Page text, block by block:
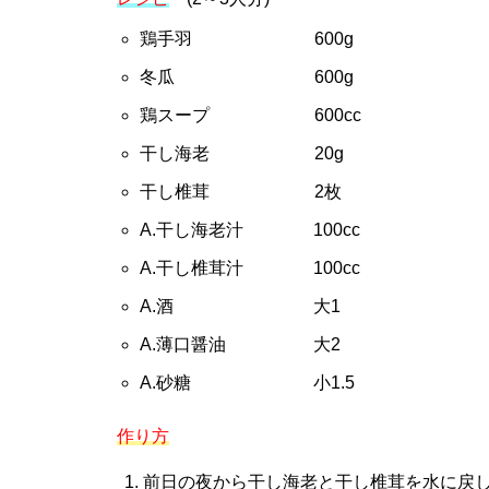
鶏手羽 600g
冬瓜 600g
鶏スープ 600cc
干し海老 20g
干し椎茸 2枚
A.干し海老汁 100cc
A.干し椎茸汁 100cc
A.酒 大1
A.薄口醤油 大2
A.砂糖 小1.5
作り方
前日の夜から干し海老と干し椎茸を水に戻